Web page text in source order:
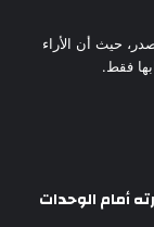
حيث أن الأراء
فقط.
أمام الوحدات